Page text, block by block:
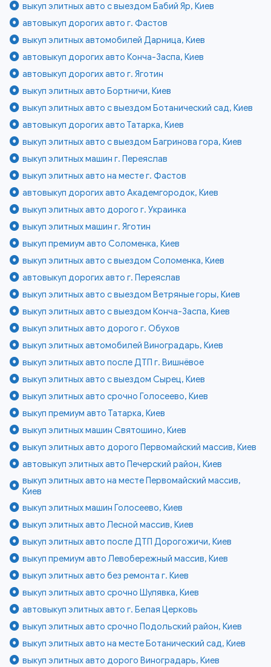
выкуп элитных авто с выездом Бабий Яр, Киев
автовыкуп дорогих авто г. Фастов
выкуп элитных автомобилей Дарница, Киев
автовыкуп дорогих авто Конча-Заспа, Киев
автовыкуп дорогих авто г. Яготин
выкуп элитных авто Бортничи, Киев
выкуп элитных авто с выездом Ботанический сад, Киев
автовыкуп дорогих авто Татарка, Киев
выкуп элитных авто с выездом Багринова гора, Киев
выкуп элитных машин г. Переяслав
выкуп элитных авто на месте г. Фастов
автовыкуп дорогих авто Академгородок, Киев
выкуп элитных авто дорого г. Украинка
выкуп элитных машин г. Яготин
выкуп премиум авто Соломенка, Киев
выкуп элитных авто с выездом Соломенка, Киев
автовыкуп дорогих авто г. Переяслав
выкуп элитных авто с выездом Ветряные горы, Киев
выкуп элитных авто с выездом Конча-Заспа, Киев
выкуп элитных авто дорого г. Обухов
выкуп элитных автомобилей Виноградарь, Киев
выкуп элитных авто после ДТП г. Вишнёвое
выкуп элитных авто с выездом Сырец, Киев
выкуп элитных авто срочно Голосеево, Киев
выкуп премиум авто Татарка, Киев
выкуп элитных машин Святошино, Киев
выкуп элитных авто дорого Первомайский массив, Киев
автовыкуп элитных авто Печерский район, Киев
выкуп элитных авто на месте Первомайский массив,
Киев
выкуп элитных машин Голосеево, Киев
выкуп элитных авто Лесной массив, Киев
выкуп элитных авто после ДТП Дорогожичи, Киев
выкуп премиум авто Левобережный массив, Киев
выкуп элитных авто без ремонта г. Киев
выкуп элитных авто срочно Шулявка, Киев
автовыкуп элитных авто г. Белая Церковь
выкуп элитных авто срочно Подольский район, Киев
выкуп элитных авто на месте Ботанический сад, Киев
выкуп элитных авто дорого Виноградарь, Киев